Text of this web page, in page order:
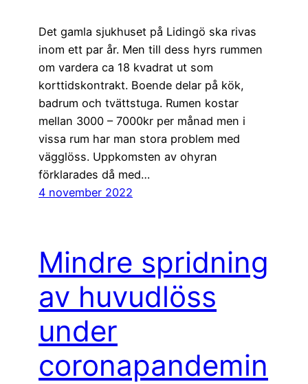
Det gamla sjukhuset på Lidingö ska rivas
inom ett par år. Men till dess hyrs rummen
om vardera ca 18 kvadrat ut som
korttidskontrakt. Boende delar på kök,
badrum och tvättstuga. Rumen kostar
mellan 3000 – 7000kr per månad men i
vissa rum har man stora problem med
vägglöss. Uppkomsten av ohyran
förklarades då med…
4 november 2022
Mindre spridning
av huvudlöss
under
coronapandemin